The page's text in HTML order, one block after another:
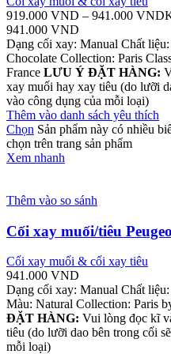
919.000 VND – 941.000 VND
941.000 VND
Dạng cối xay: Manual Chất
Chocolate Collection: Paris
France LƯU Ý ĐẶT HÀNG:
xay muối hay xay tiêu (do lưỡi
vào công dụng của mỗi loại)
Thêm vào danh sách yêu thích
Chọn Sản phẩm này có nhiều
chọn trên trang sản phẩm
Xem nhanh
Thêm vào so sánh
Cối xay muối/tiêu
Cối xay muối & cối xay tiêu
941.000 VND
Dạng cối xay: Manual Chất
Màu: Natural Collection: Paris
ĐẶT HÀNG: Vui lòng đọc kĩ
tiêu (do lưỡi dao bên trong cối
mỗi loại)